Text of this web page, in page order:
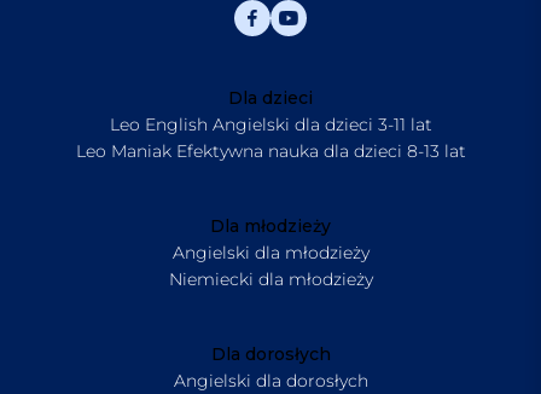
Dla dzieci
Leo English Angielski dla dzieci 3-11 lat
Leo Maniak Efektywna nauka dla dzieci 8-13 lat
Dla młodzieży
Angielski dla młodzieży
Niemiecki dla młodzieży
Dla dorosłych
Angielski dla dorosłych